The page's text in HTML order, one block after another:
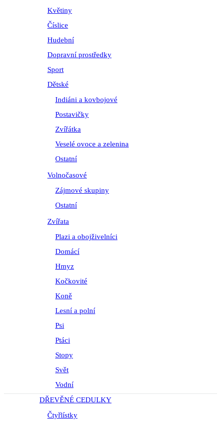
Květiny
Číslice
Hudební
Dopravní prostředky
Sport
Dětské
Indiáni a kovbojové
Postavičky
Zvířátka
Veselé ovoce a zelenina
Ostatní
Volnočasové
Zájmové skupiny
Ostatní
Zvířata
Plazi a obojživelníci
Domácí
Hmyz
Kočkovité
Koně
Lesní a polní
Psi
Ptáci
Stopy
Svět
Vodní
DŘEVĚNÉ CEDULKY
Čtyřlístky